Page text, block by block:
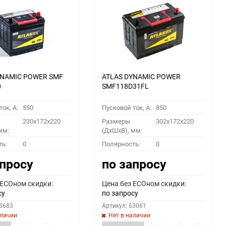
POWER SMF
A: 550
230x172x220
0
скидки:
ATLAS DYNAMIC POWER
SMF118D31FL
Пусковой ток, A: 850
Размеры
(ДхШхВ), мм:
302x172x220
Полярность: 0
по запросу
Цена без ECOном скидки:
по запросу
Артикул: 63061
Нет в наличии